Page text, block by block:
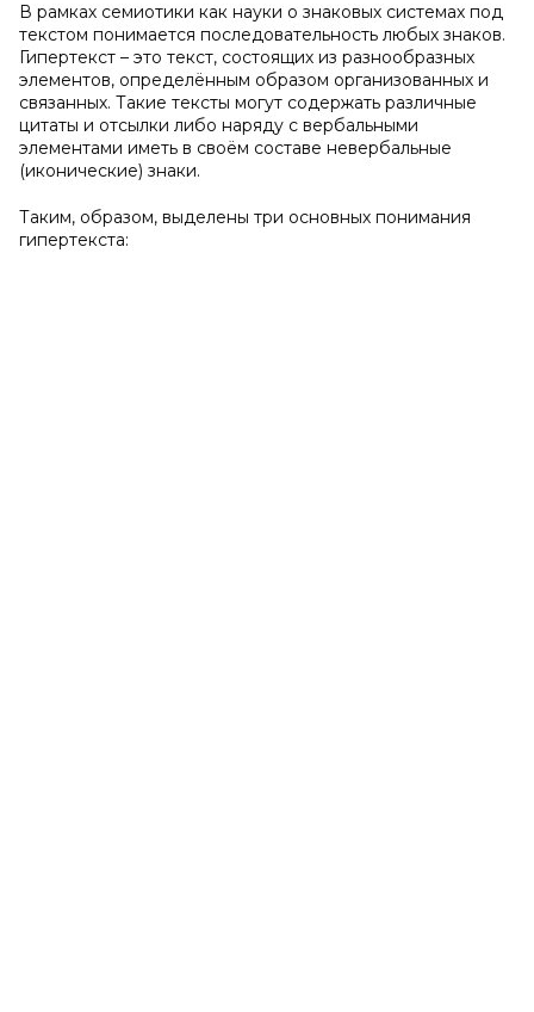
В рамках семиотики как науки о знаковых системах под
текстом понимается последовательность любых знаков.
Гипертекст – это текст, состоящих из разнообразных
элементов, определённым образом организованных и
связанных. Такие тексты могут содержать различные
цитаты и отсылки либо наряду с вербальными
элементами иметь в своём составе невербальные
(иконические) знаки.
Таким, образом, выделены три основных понимания
гипертекста: